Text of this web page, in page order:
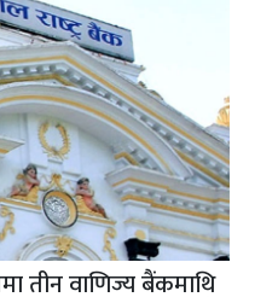
तीन वाणिज्य बैंकमाथि